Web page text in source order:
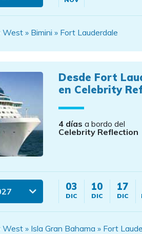
West » Bimini » Fort Lauderdale
Desde Fort
en Celebrity
4 días a bordo del
Celebrity Reflection
03
DIC
10
DIC
17
DIC
West » Isla Gran Bahama » Fort